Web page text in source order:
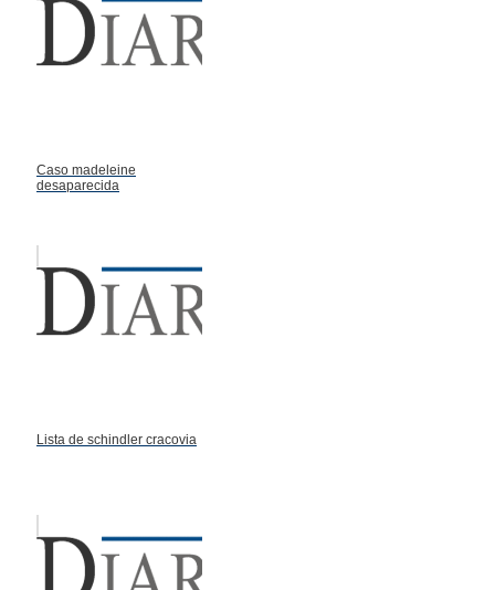
Caso madeleine
desaparecida
Lista de schindler cracovia